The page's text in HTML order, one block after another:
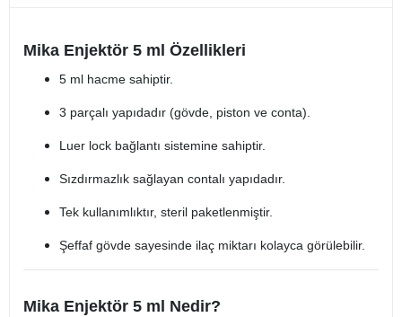
Mika Enjektör 5 ml Özellikleri
5 ml hacme sahiptir.
3 parçalı yapıdadır (gövde, piston ve conta).
Luer lock bağlantı sistemine sahiptir.
Sızdırmazlık sağlayan contalı yapıdadır.
Tek kullanımlıktır, steril paketlenmiştir.
Şeffaf gövde sayesinde ilaç miktarı kolayca görülebilir.
Mika Enjektör 5 ml Nedir?